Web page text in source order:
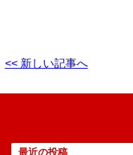
<< 新しい記事へ
最近の投稿